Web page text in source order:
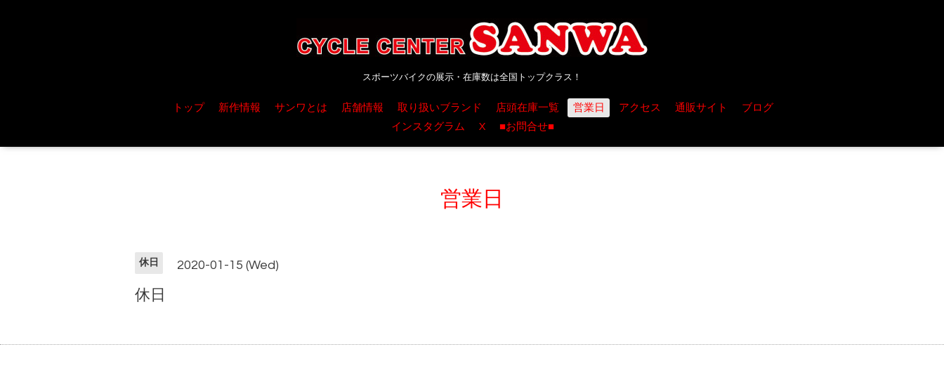
スポーツバイクの展示・在庫数は全国トップクラス！
トップ 新作情報 サンワとは 店舗情報 取り扱いブランド 店頭在庫一覧 営業日 アクセス 通販サイト
ブログ
インスタグラム
X ■お問合せ■
営業日
休日 2020-01-15 (Wed)
休日